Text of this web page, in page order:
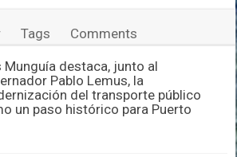
Tags Comments
Munguía destaca, junto al
Pablo Lemus, la
del transporte público
un paso histórico para Puerto